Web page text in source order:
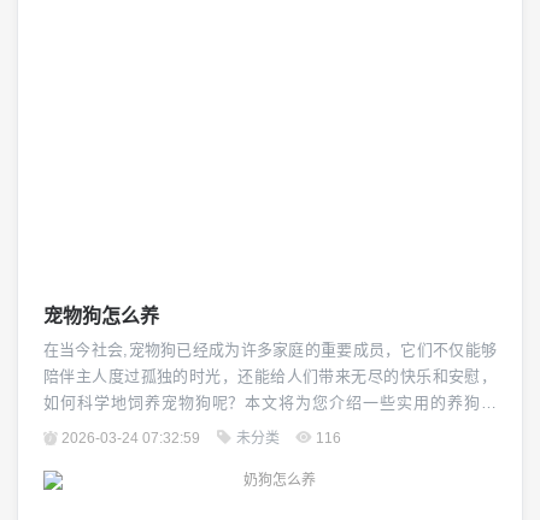
宠物狗怎么养
在当今社会,宠物狗已经成为许多家庭的重要成员，它们不仅能够
陪伴主人度过孤独的时光，还能给人们带来无尽的快乐和安慰，
如何科学地饲养宠物狗呢？本文将为您介绍一些实用的养狗技
巧，帮助您更好地照顾您的爱犬。（图片来源网络，侵删） 了解
理特征，因此需要根据其品种特点来制定合适的饲养计划，拉布
2026-03-24 07:32:59 未分类 116